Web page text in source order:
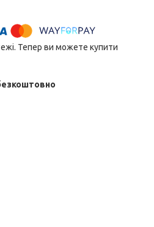
Тепер ви можете купити